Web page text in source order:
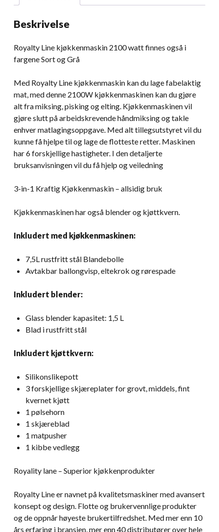
Beskrivelse
Royalty Line kjøkkenmaskin 2100 watt finnes også i
fargene Sort og Grå
Med Royalty Line kjøkkenmaskin kan du lage fabelaktig
mat, med denne 2100W kjøkkenmaskinen kan du gjøre
alt fra miksing, pisking og elting. Kjøkkenmaskinen vil
gjøre slutt på arbeidskrevende håndmiksing og takle
enhver matlagingsoppgave. Med alt tillegsutstyret vil du
kunne få hjelpe til og lage de flotteste retter. Maskinen
har 6 forskjellige hastigheter. I den detaljerte
bruksanvisningen vil du få hjelp og veiledning
3-in-1 Kraftig Kjøkkenmaskin – allsidig bruk
Kjøkkenmaskinen har også blender og kjøttkvern.
Inkludert med kjøkkenmaskinen:
7,5L rustfritt stål Blandebolle
Avtakbar ballongvisp, eltekrok og rørespade
Inkludert blender:
Glass blender kapasitet: 1,5 L
Blad i rustfritt stål
Inkludert kjøttkvern:
Silikonslikepott
3 forskjellige skjæreplater for grovt, middels, fint
kvernet kjøtt
1 pølsehorn
1 skjæreblad
1 matpusher
1 kibbe vedlegg
Royality lane – Superior kjøkkenprodukter
Royalty Line er navnet på kvalitetsmaskiner med avansert
konsept og design. Flotte og brukervennlige produkter
og de oppnår høyeste brukertilfredshet. Med mer enn 10
års erfaring i bransjen, mer enn 40 distributører over hele